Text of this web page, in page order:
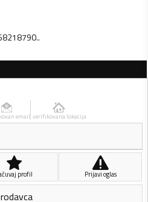
email verifikovana lokacija
profil Prijavi oglas